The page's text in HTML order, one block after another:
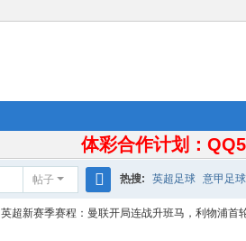
体彩合作计划：
帖子
搜
热搜: 英超足球 意甲足球
英超新赛季赛程：曼联开局连战升班马，利物浦首